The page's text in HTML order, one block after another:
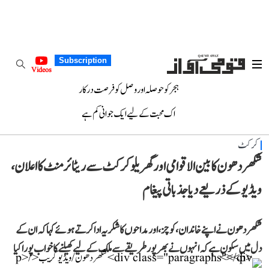
Subscription
Videos
ہجر کو حوصلہ اور وصل کو فرصت درکار
اک محبت کے لیے ایک جوانی کم ہے
کرکٹ
شکھر دھون کا بین الاقوامی اور گھریلو کرکٹ سے ریٹائرمنٹ کا اعلان،
ویڈیو کے ذریعے دیا جذباتی پیغام
شکھر دھون نے اپنے خاندان، کوچز، اور مداحوں کا شکریہ ادا کرتے ہوئے کہا کہ ان کے
دل میں سکون ہے کہ انہوں نے بھرپور طریقے سے ملک کے لیے کھیلنے کا خواب پورا کیا